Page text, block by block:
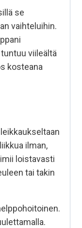
se
vaihteluihin.
viileältä
kosteana
ilman,
loistavasti
tai takin